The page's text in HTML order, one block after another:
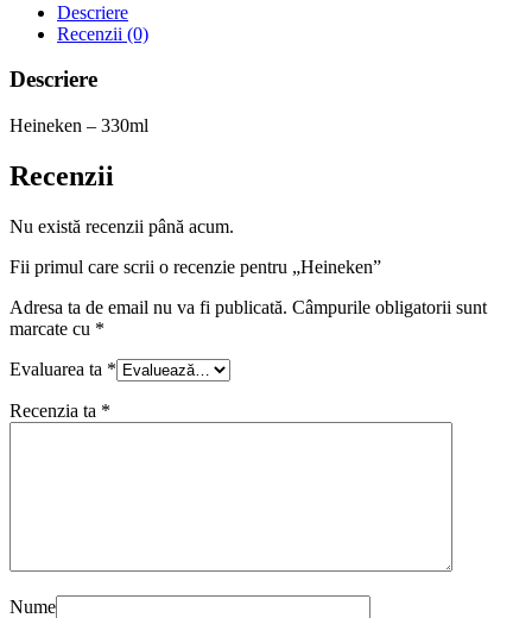
Descriere
Recenzii (0)
Descriere
Heineken – 330ml
Recenzii
Nu există recenzii până acum.
Fii primul care scrii o recenzie pentru „Heineken”
Adresa ta de email nu va fi publicată. Câmpurile obligatorii sunt
marcate cu *
Evaluarea ta *
Recenzia ta *
Nume